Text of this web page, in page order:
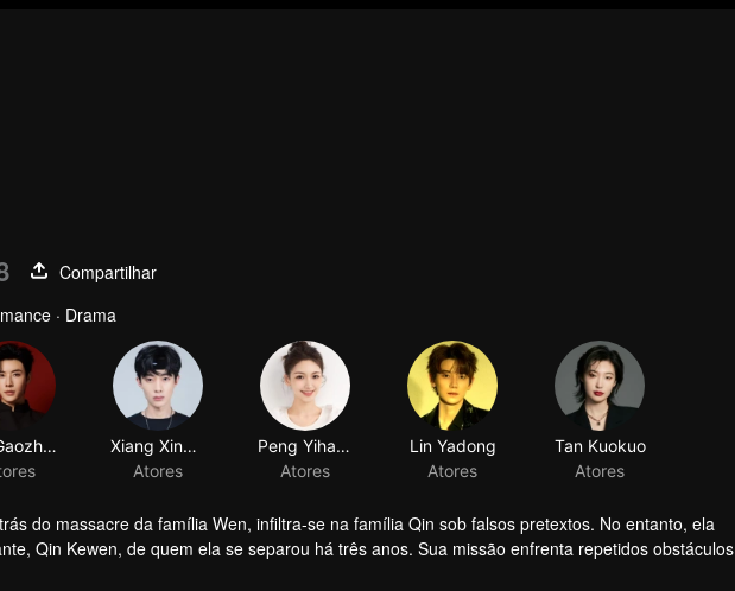
Compartilhar
· Drama
Dai Gaozheng
Xiang Xingyu
Atores
Peng Yihang
Atores
Lin Yadong
Atores
Tan Kuokuo
Atores
do massacre da família Wen, infiltra-se na família Qin sob falsos pretextos. No entanto, ela
Qin Kewen, de quem ela se separou há três anos. Sua missão enfrenta repetidos obstáculos
determinado a expor Wen Yunong como uma fraude amorosa. Apesar de sua postura